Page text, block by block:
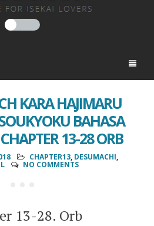
KARA HAJIMARU
BAHASA
13-28 ORB
CHAPTER13, DESUMACHI,
NO COMMENTS
13-28. Orb